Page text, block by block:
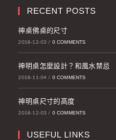
RECENT POSTS
神桌佛桌的尺寸
2018-12-03 / 0 COMMENTS
神明桌怎麼設計？和風水禁忌
2018-11-04 / 0 COMMENTS
神明桌尺寸的高度
2018-12-03 / 0 COMMENTS
USEFUL LINKS